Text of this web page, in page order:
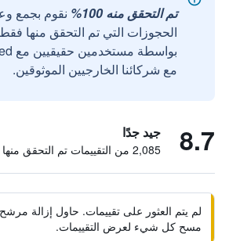
تم التحقق منه 100%
نقوم بجمع
الحجوزات التي تم التحقق منها
مع شركائنا الخارجيين الموثوقين.
8.7 جيد جدًا
2,085 من التقييمات تم التحقق منها
لم يتم العثور على تقييمات. حاول إزالة
مسح كل شيء لعرض التقييمات.